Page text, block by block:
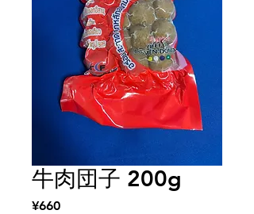
牛肉団子 200g
¥660ราคา